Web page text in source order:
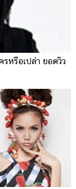
หรือเปล่า ยอดวิว